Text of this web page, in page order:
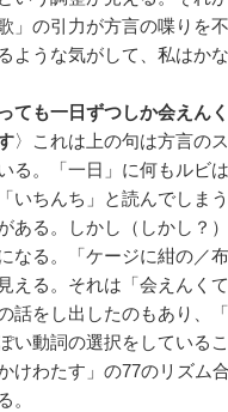
」の引力が方言の喋りを
ような気がして、私はか
ても一日ずつしか会えん
〉これは上の句は方言の
る。「一日」に何もルビ
いちんち」と読んでしま
ある。しかし（しかし？
なる。「ケージに紺の／
える。それは「会えんく
話をし出したのもあり、
い動詞の選択をしている
けわたす」の77のリズム
。